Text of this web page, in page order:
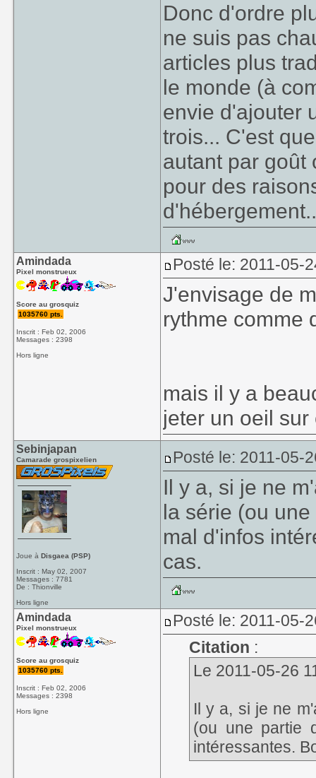
Donc d'ordre
ne suis pas
articles plus
le monde (à
envie d'ajouter
trois... C'est
autant par goût
pour des
Amindada
Pixel monstrueux
Score au grosquiz
1035760 pts.
Inscrit : Feb 02, 2006
Messages : 2398
Hors ligne
Posté le: 2011-05-
J'envisage de
rythme comme
mais il y a
jeter un oeil sur
Sebinjapan
Camarade grospixelien
Joue àDisgaea (PSP)
Inscrit : May 02, 2007
Messages : 7781
De : Thionville
Hors ligne
Posté le: 2011-05-
Il y a, si je ne
la série (ou
mal d'infos
cas.
Amindada
Pixel monstrueux
Score au grosquiz
1035760 pts.
Inscrit : Feb 02, 2006
Messages : 2398
Hors ligne
Posté le: 2011-05-
Citation :
Le 2011-05-26
Il y a, si je ne
(ou une partie
intéressantes.